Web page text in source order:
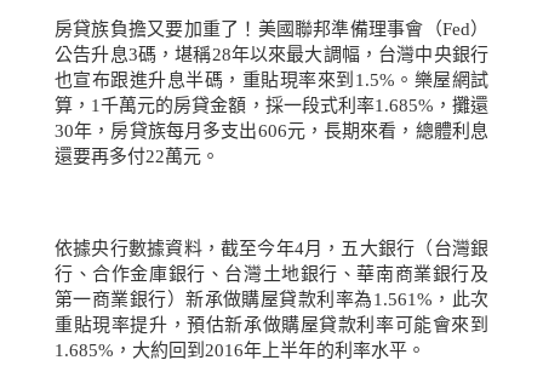
房貸族負擔又要加重了！美國聯邦準備理事會（Fed）
公告升息3碼，堪稱28年以來最大調幅，台灣中央銀行
也宣布跟進升息半碼，重貼現率來到 1.5% 。樂屋網試
算， 1千萬元的房貸金額，採一段式利率1.685% ，攤還
30年，房貸族每月多支出606元，長期來看，總體利息
還要再多付22萬元。
依據央行數據資料，截至今年4月，五大銀行（台灣銀
行、合作金庫銀行、台灣土地銀行、華南商業銀行及
第一商業銀行）新承做購屋貸款利率為1.561% ，此次
重貼現率提升，預估新承做購屋貸款利率可能會來到
1.685% ，大約回到 2016年上半年的利率水平。